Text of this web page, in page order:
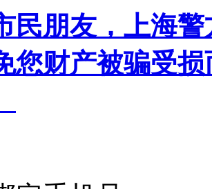
民朋友，上海
您财产被骗受